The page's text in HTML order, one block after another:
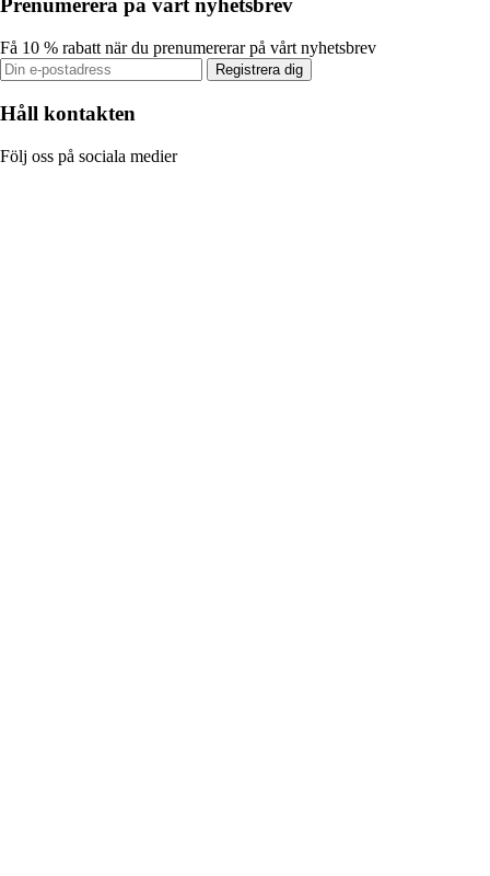
Prenumerera på vårt nyhetsbrev
Få 10 % rabatt när du prenumererar på vårt nyhetsbrev
Registrera dig
Håll kontakten
Följ oss på sociala medier